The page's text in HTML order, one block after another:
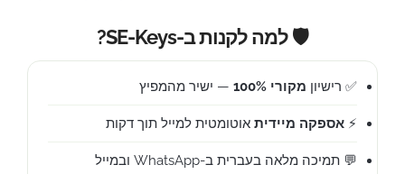
🛡️ למה לקנות ב-SE-Keys?
✅ רישיון מקורי 100% — ישיר מהמפיץ
⚡ אספקה מיידית אוטומטית למייל תוך דקות
💬 תמיכה מלאה בעברית ב-WhatsApp ובמייל